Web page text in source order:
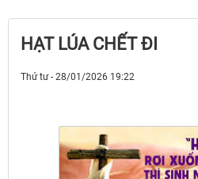
HẠT LÚA CHẾT ĐI
Thứ tư - 28/01/2026 19:22